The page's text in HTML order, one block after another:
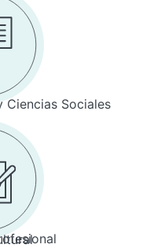
Ciencias Sociales